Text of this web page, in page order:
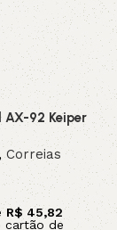
92 Keiper
,Correias
R$ 45,82
cartão de